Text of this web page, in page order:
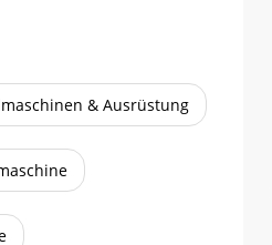
& Ausrüstung